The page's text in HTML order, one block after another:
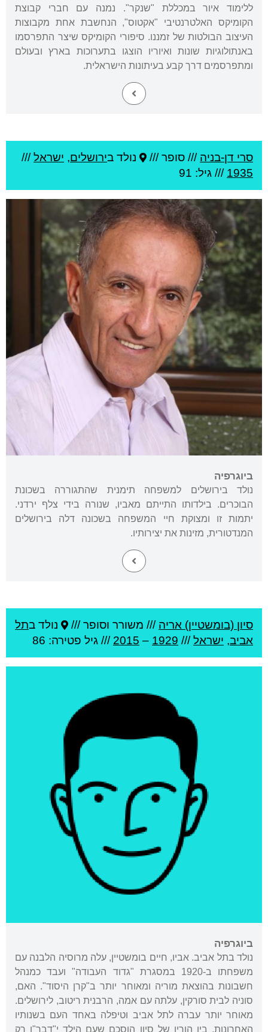
ללימוד איור במכללת "שנקר". נמנה עם חברי קבוצת
הקומיקס האלטרנטיבי "אקטוס", הנחשבת אחת מקבוצות
העיצוב הבולטות של זמננו. סיפורי הקומיקס שיצר התפרסמו
באנתולוגיות שונות ואיוריו הוצגו בתערוכות בארץ ובעולם
ומתפרסמים דרך קבע בעיתונות הישראלית.
סרי דן-בניה /// סופר /// נולד בירושלים, ישראל///
1935 /// גיל: 91
ביוגרפיה
נולד בירושלים למשפחה תימנית שהתגוררה בשכונת
הבוכרים. בילדותו התייתם מאביו, שנורה בידי צלף ירדני.
יתמות זו ומצוקת חיי המשפחה בשכונה דלה בירושלים
המנדטורית, מזינות את יצירותיו.
סיון (בומשטיין) אריה /// משורר וסופר /// נולד בתל
אביב, ישראל///
1929
–
2015 /// גיל פטירה: 86
ביוגרפיה
נולד בתל אביב. אביו, חיים בומשטיין, עלה מרוסיה הלבנה עם
משפחתו ב-1920 במסגרת "גדוד העבודה" ועבד כמנהל
חשבונות בהוצאת מוריה ומאוחר יותר ב"קרן היסוד". האם,
סוניה לבית סורקין, עלתה עם אמה, הרבנית ריטוב, לירושלים.
מאוחר יותר עברה לתל אביב וטיפלה באחד העם בשנותיו
האחרונות. בין הוריו של סיון הוסכם שעם הילד י"דבר"ו רק